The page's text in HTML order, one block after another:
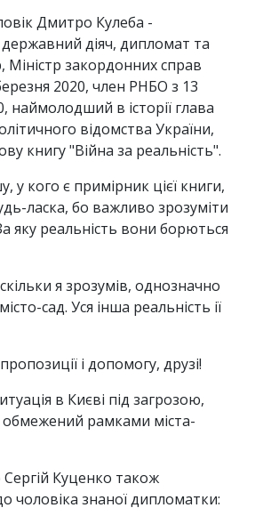
Дмитро Кулеба -
державний діяч, дипломат та
Міністр закордонних справ
2020, член РНБО з 13
наймолодший в історії глава
відомства України,
книгу "Війна за реальність".
у кого є примірник цієї книги,
ласка, бо важливо зрозуміти
яку реальність вони борються
я зрозумів, однозначно
сад. Уся інша реальність ії
і допомогу, друзі!
в Києві під загрозою,
рамками міста-
Куценко також
чоловіка знаної дипломатки: